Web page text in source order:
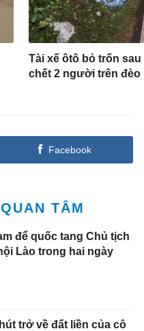
Tài xế ôtô bỏ trốn
chết 2 người trên đèo
Facebook
TÂM
để quốc tang Chủ tịch
Lào trong hai ngày
trở về đất liền của cô